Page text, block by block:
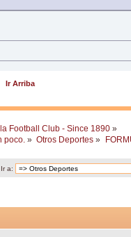
Ir Arriba
Football Club - Since 1890 »
poco. » Otros Deportes »
Ir a: